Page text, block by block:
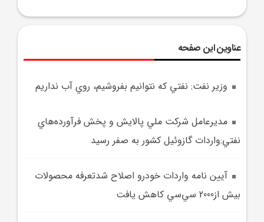
عناوین این صفحه
وزير نفت: نفتي که نتوانيم بفروشيم، روي آب نداريم
مديرعامل شرکت ملي پالايش و پخش فرآورده‌هاي
نفتي:واردات گازوئيل کشور به صفر رسيد
آيين نامه واردات خودرو اصلاح شدتعرفه محصولات
بيش از2000 سي‌سي کاهش يافت